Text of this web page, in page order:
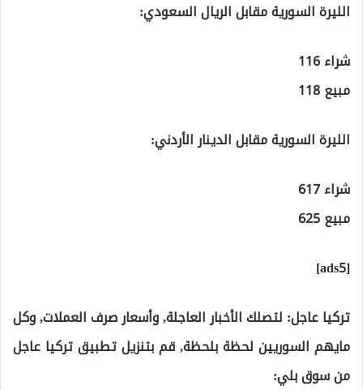
الليرة السورية مقابل الريال السعودي:
شراء 116
مبيع 118
الليرة السورية مقابل الدينار الأردني:
شراء 617
مبيع 625
[ads5]
تركيا عاجل: لتصلك الأخبار العاجلة, وأسعار صرف العملات, وكل
مايهم السوريين لحظة بلحظة, قم بتنزيل تطبيق تركيا عاجل
من سوق بلي: